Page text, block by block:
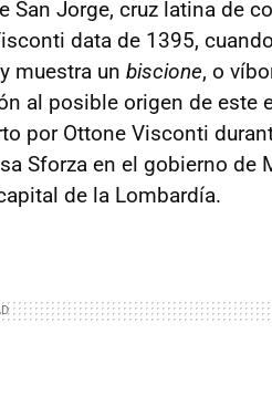
San Jorge, cruz latina de
data de 1395,
muestra un biscione, o
al posible origen de este
por Ottone Visconti
Sforza en el gobierno de
de la Lombardía.